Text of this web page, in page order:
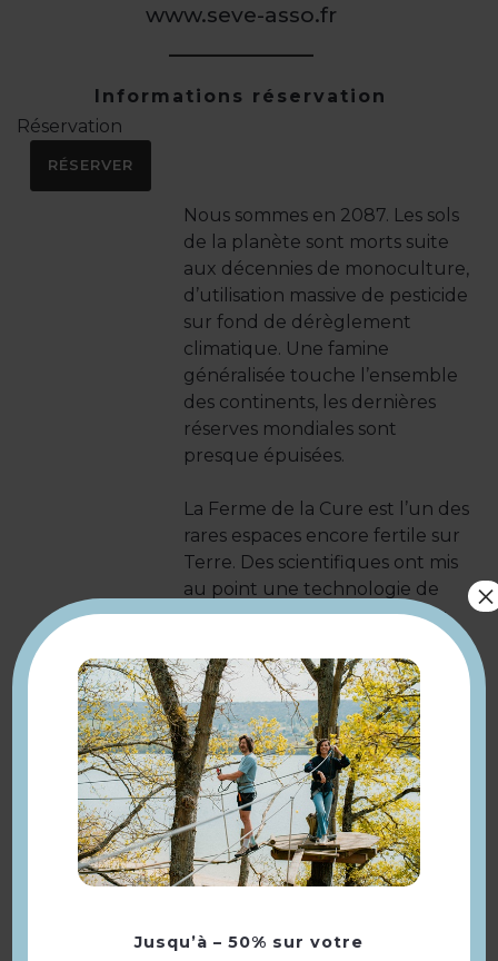
www.seve-asso.fr
Informations réservation
Réservation
RÉSERVER
Description
Nous sommes en 2087. Les sols
de la planète sont morts suite
aux décennies de monoculture,
d’utilisation massive de pesticide
sur fond de dérèglement
climatique. Une famine
généralisée touche l’ensemble
des continents, les dernières
réserves mondiales sont
presque épuisées.
La Ferme de la Cure est l’un des
rares espaces encore fertile sur
Terre. Des scientifiques ont mis
au point une technologie de
transmission temporelle. Leur
plan : envoyer un groupe dans
le passé, en 2026, pour qu’il
perce les mystères de cette
ferme et revienne avec le
manuel de Résilience. Si cet
ouvrage arrive à temps, des
milliers de fermes pourront être
transformées avant que la
catastrophe ne soit irréversible.
Jusqu’à – 50% sur votre
×